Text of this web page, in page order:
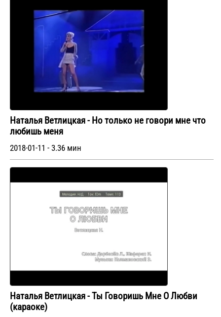
Наталья Ветлицкая - Но только не говори мне что
любишь меня
2018-01-11 - 3.36 мин
Наталья Ветлицкая - Ты Говоришь Мне О Любви
(караоке)